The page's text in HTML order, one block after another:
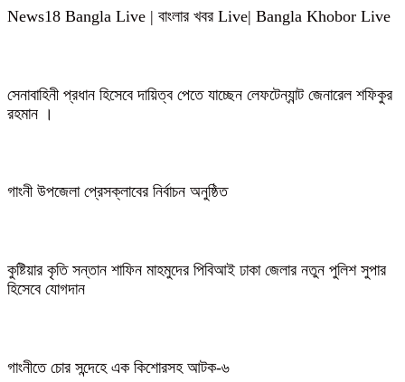
News18 Bangla Live | বাংলার খবর Live| Bangla Khobor Live
সেনাবাহিনী প্রধান হিসেবে দায়িত্ব পেতে যাচ্ছেন লেফটেন্যান্ট জেনারেল শফিকুর
রহমান ।
গাংনী উপজেলা প্রেসক্লাবের নির্বাচন অনুষ্ঠিত
কুষ্টিয়ার কৃতি সন্তান শাফিন মাহমুদের পিবিআই ঢাকা জেলার নতুন পুলিশ সুপার
হিসেবে যোগদান
গাংনীতে চোর সন্দেহে এক কিশোরসহ আটক-৬